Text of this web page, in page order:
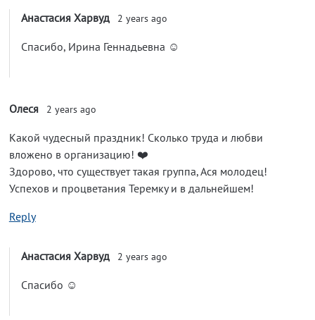
Анастасия Харвуд 2 years ago
Спасибо, Ирина Геннадьевна ☺️
Олеся 2 years ago
Какой чудесный праздник! Сколько труда и любви
вложено в организацию! ❤️
Здорово, что существует такая группа, Ася молодец!
Успехов и процветания Теремку и в дальнейшем!
Reply
Анастасия Харвуд 2 years ago
Спасибо ☺️